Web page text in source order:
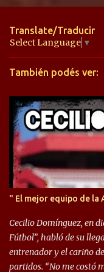
n
a
r
i
s
Translate/Traducir
Select Language ▼
También podés ver:
" El mejor equipo de la
Cecilio Domínguez, en
Fútbol”, habló de su
entrenador y el cariño
partidos. “No me costó